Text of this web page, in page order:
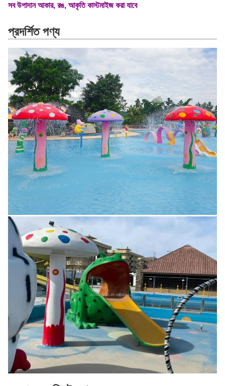
সব উপাদান আকার, রঙ, আকৃতি কাস্টমাইজ করা যাবে
প্রদর্শিত পণ্য